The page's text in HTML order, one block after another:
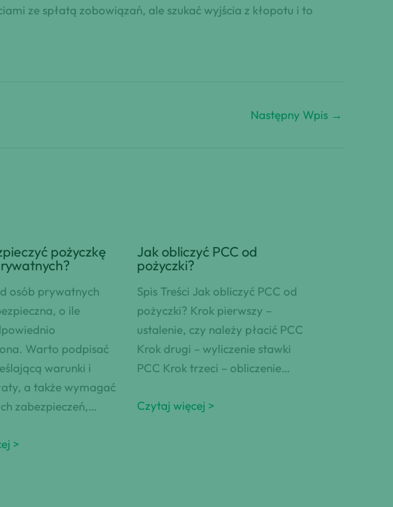
ze spłatą zobowiązań, ale szukać wyjścia z kłopotu i to
Następny Wpis →
pożyczkę
osób prywatnych
o ile
Warto podpisać
warunki i
a także wymagać
zabezpieczeń,…
>
Jak obliczyć PCC od
pożyczki?
Spis Treści Jak obliczyć PCC od
pożyczki? Krok pierwszy –
ustalenie, czy należy płacić PCC
Krok drugi – wyliczenie stawki
PCC Krok trzeci – obliczenie…
Czytaj więcej >